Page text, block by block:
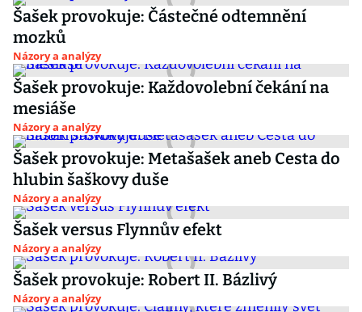
Šašek provokuje: Částečné odtemnění
mozků
Názory a analýzy
Šašek provokuje: Každovolební čekání na
mesiáše
Názory a analýzy
Šašek provokuje: Metašašek aneb Cesta do
hlubin šaškovy duše
Názory a analýzy
Šašek versus Flynnův efekt
Názory a analýzy
Šašek provokuje: Robert II. Bázlivý
Názory a analýzy